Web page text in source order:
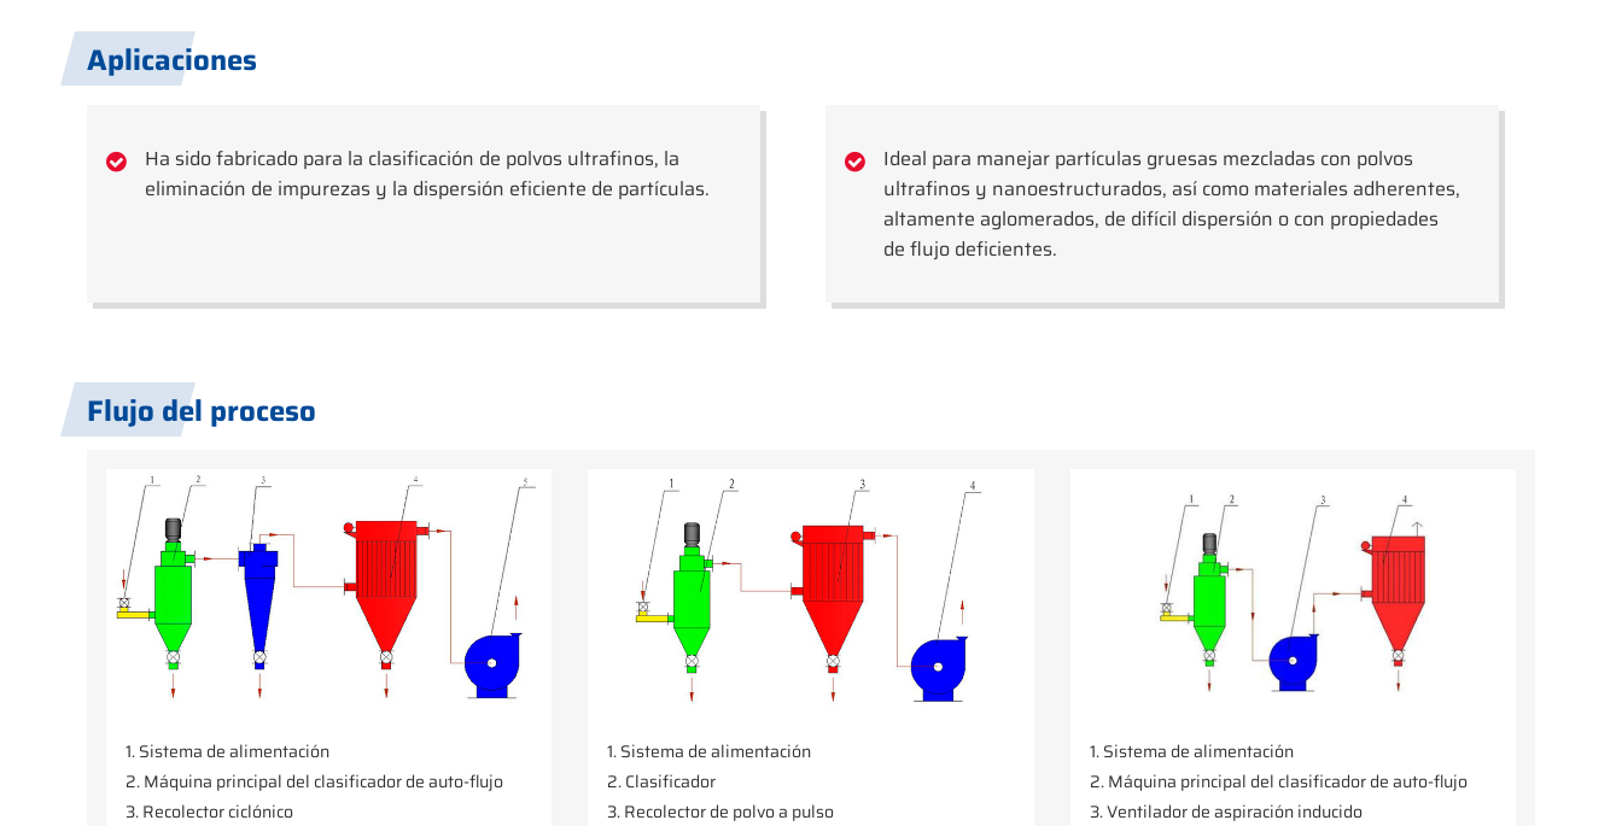
Aplicaciones
Ha sido fabricado para la clasificación de polvos ultrafinos, la
eliminación de impurezas y la dispersión eficiente de partículas.
Ideal para manejar partículas gruesas mezcladas con polvos
ultrafinos y nanoestructurados, así como materiales adherentes,
altamente aglomerados, de difícil dispersión o con propiedades
de flujo deficientes.
Flujo del proceso
1. Sistema de alimentación
2. Máquina principal del clasificador de auto-flujo
3. Recolector ciclónico
1. Sistema de alimentación
2. Clasificador
3. Recolector de polvo a pulso
1. Sistema de alimentación
2. Máquina principal del clasificador de auto-flujo
3. Ventilador de aspiración inducido